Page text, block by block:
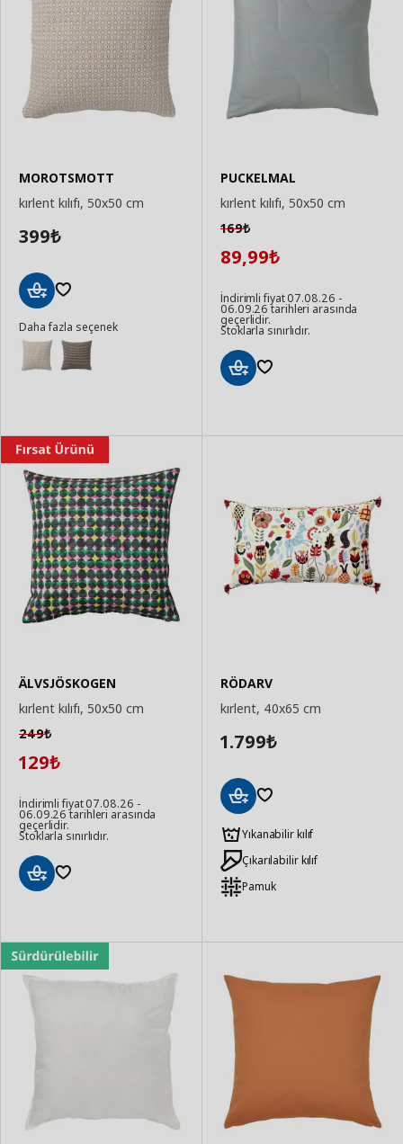
MOROTSMOTT
kırlent kılıfı, 50x50 cm
399₺
Ekle
Daha fazla seçenek
PUCKELMAL
kırlent kılıfı, 50x50 cm
169₺
89,99₺
İndirimli fiyat 07.08.26 -
06.09.26 tarihleri arasında
geçerlidir.
Stoklarla sınırlıdır.
ÄLVSJÖSKOGEN
kırlent kılıfı, 50x50 cm
249₺
129₺
İndirimli fiyat 07.08.26 -
06.09.26 tarihleri arasında
geçerlidir.
Stoklarla sınırlıdır.
RÖDARV
kırlent, 40x65 cm
1.799₺
Ekle Yıkanabilir kılıf
Çıkarılabilir kılıf
Pamuk